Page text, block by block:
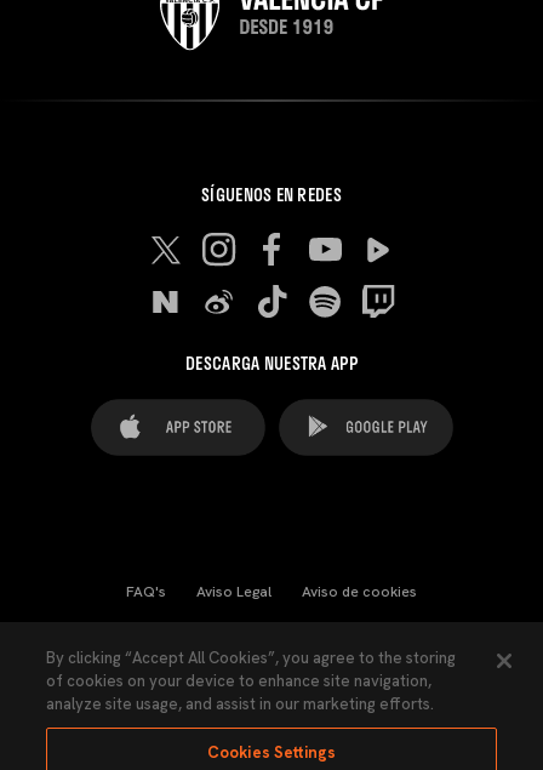
SÍGUENOS EN REDES
DESCARGA NUESTRA APP
FAQ's Aviso Legal Aviso de cookies
Ley Transparencia Política de Privacidad
Accesibilidad
By clicking “Accept All Cookies”, you agree to the storing
of cookies on your device to enhance site navigation,
analyze site usage, and assist in our marketing efforts.
Cookies Settings